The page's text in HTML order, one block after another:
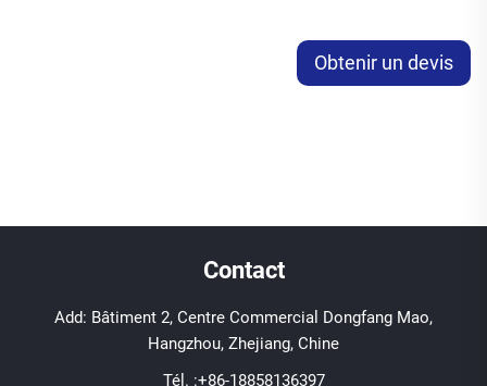
Obtenir un devis
Contact
Add: Bâtiment 2, Centre Commercial Dongfang Mao,
Hangzhou, Zhejiang, Chine
Tél. :+86-18858136397